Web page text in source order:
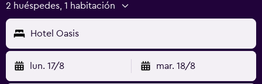
2 huéspedes, 1 habitación
Hotel Oasis
lun. 17/8 mar. 18/8